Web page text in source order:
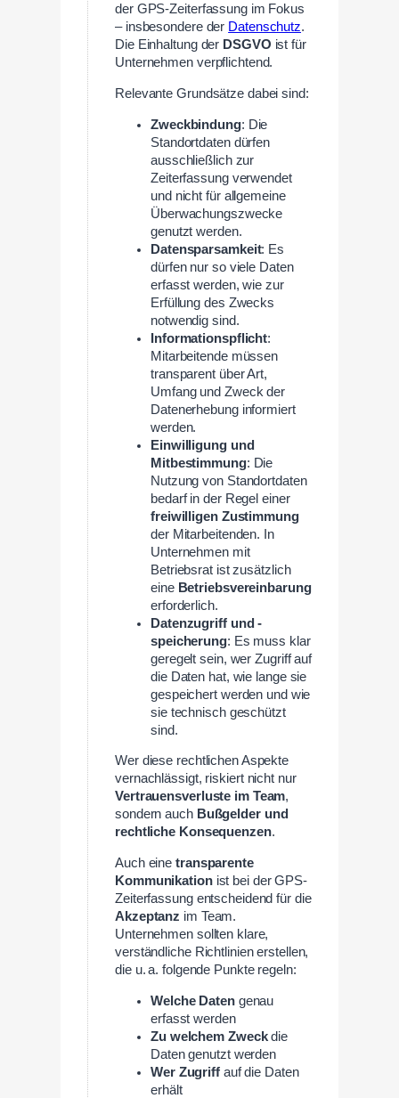
der GPS-Zeiterfassung im Fokus
– insbesondere der Datenschutz.
Die Einhaltung der DSGVO ist für
Unternehmen verpflichtend.
Relevante Grundsätze dabei sind:
Zweckbindung: Die
Standortdaten dürfen
ausschließlich zur
Zeiterfassung verwendet
und nicht für allgemeine
Überwachungszwecke
genutzt werden.
Datensparsamkeit: Es
dürfen nur so viele Daten
erfasst werden, wie zur
Erfüllung des Zwecks
notwendig sind.
Informationspflicht:
Mitarbeitende müssen
transparent über Art,
Umfang und Zweck der
Datenerhebung informiert
werden.
Einwilligung und
Mitbestimmung: Die
Nutzung von Standortdaten
bedarf in der Regel einer
freiwilligen Zustimmung
der Mitarbeitenden. In
Unternehmen mit
Betriebsrat ist zusätzlich
eine Betriebsvereinbarung
erforderlich.
Datenzugriff und -
speicherung: Es muss klar
geregelt sein, wer Zugriff auf
die Daten hat, wie lange sie
gespeichert werden und wie
sie technisch geschützt
sind.
Wer diese rechtlichen Aspekte
vernachlässigt, riskiert nicht nur
Vertrauensverluste im Team,
sondern auch Bußgelder und
rechtliche Konsequenzen.
Auch eine transparente
Kommunikationist bei der GPS-
Zeiterfassung entscheidend für die
Akzeptanz im Team.
Unternehmen sollten klare,
verständliche Richtlinien erstellen,
die u. a. folgende Punkte regeln:
Welche Datengenau
erfasst werden
Zu welchem Zweckdie
Daten genutzt werden
Wer Zugriffauf die Daten
erhält